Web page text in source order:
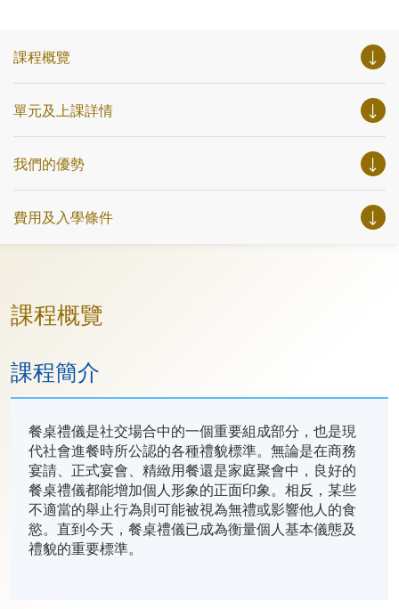
課程概覽
單元及上課詳情
我們的優勢
費用及入學條件
課程概覽
課程簡介
餐桌禮儀是社交場合中的一個重要組成部分，也是現
代社會進餐時所公認的各種禮貌標準。無論是在商務
宴請、正式宴會、精緻用餐還是家庭聚會中，良好的
餐桌禮儀都能增加個人形象的正面印象。相反，某些
不適當的舉止行為則可能被視為無禮或影響他人的食
慾。直到今天，餐桌禮儀已成為衡量個人基本儀態及
禮貌的重要標準。